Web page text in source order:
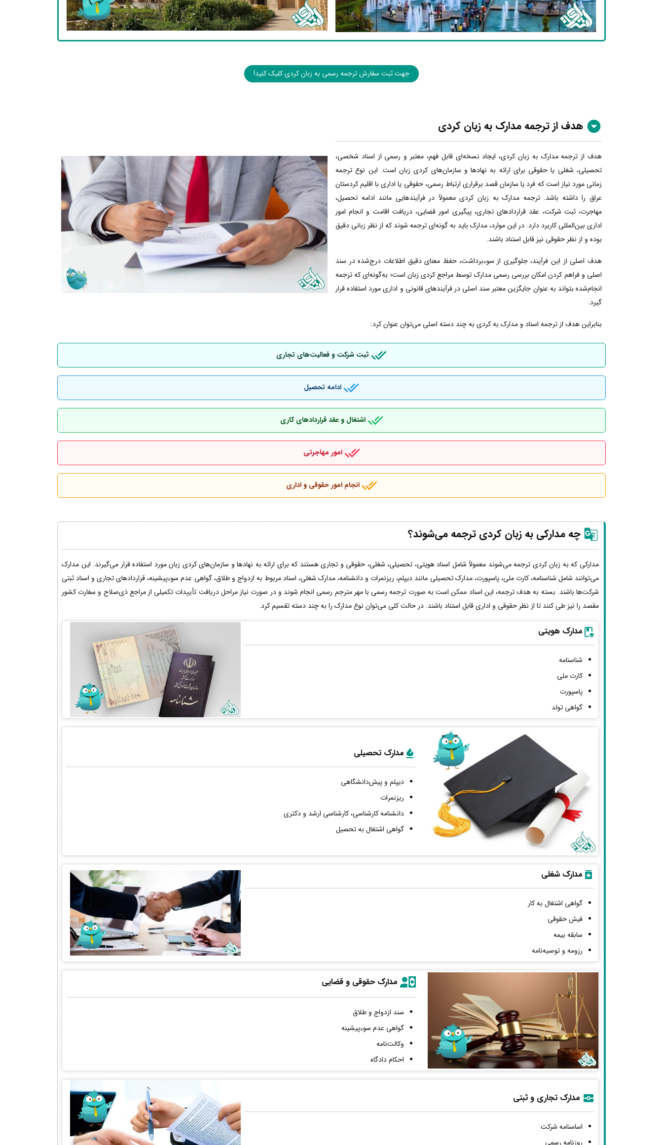
جهت ثبت سفارش ترجمه رسمی به زبان کردی کلیک کنید!
هدف از ترجمه مدارک به زبان کردی
هدف از ترجمه مدارک به زبان کردی، ایجاد نسخه‌ای قابل فهم، معتبر و رسمی از اسناد شخصی،
تحصیلی، شغلی یا حقوقی برای ارائه به نهادها و سازمان‌های کردی زبان است. این نوع ترجمه
زمانی مورد نیاز است که فرد یا سازمان قصد برقراری ارتباط رسمی، حقوقی یا اداری با اقلیم کردستان
عراق را داشته باشد. ترجمه مدارک به زبان کردی معمولاً در فرآیندهایی مانند ادامه تحصیل،
مهاجرت، ثبت شرکت، عقد قراردادهای تجاری، پیگیری امور قضایی، دریافت اقامت و انجام امور
اداری بین‌المللی کاربرد دارد. در این موارد، مدارک باید به گونه‌ای ترجمه شوند که از نظر زبانی دقیق
بوده و از نظر حقوقی نیز قابل استناد باشند.
هدف اصلی از این فرآیند، جلوگیری از سوءبرداشت، حفظ معنای دقیق اطلاعات درج‌شده در سند
اصلی و فراهم کردن امکان بررسی رسمی مدارک توسط مراجع کردی زبان است؛ به‌گونه‌ای که ترجمه
انجام‌شده بتواند به عنوان جایگزین معتبر سند اصلی در فرآیندهای قانونی و اداری مورد استفاده قرار
گیرد.
بنابراین هدف از ترجمه اسناد و مدارک به کردی به چند دسته اصلی می‌توان عنوان کرد:
ثبت شرکت و فعالیت‌های تجاری
ادامه تحصیل
اشتغال و عقد قراردادهای کاری
امور مهاجرتی
انجام امور حقوقی و اداری
چه مدارکی به زبان کردی ترجمه می‌شوند؟
مدارکی که به زبان کردی ترجمه می‌شوند معمولاً شامل اسناد هویتی، تحصیلی، شغلی، حقوقی و تجاری هستند که برای ارائه به نهادها و سازمان‌های کردی زبان مورد استفاده قرار می‌گیرند. این مدارک
می‌توانند شامل شناسنامه، کارت ملی، پاسپورت، مدارک تحصیلی مانند دیپلم، ریزنمرات و دانشنامه، مدارک شغلی، اسناد مربوط به ازدواج و طلاق، گواهی عدم سوءپیشینه، قراردادهای تجاری و اسناد ثبتی
شرکت‌ها باشند. بسته به هدف ترجمه، این اسناد ممکن است به صورت ترجمه رسمی با مهر مترجم رسمی انجام شوند و در صورت نیاز مراحل دریافت تأییدات تکمیلی از مراجع ذی‌صلاح و سفارت کشور
مقصد را نیز طی کنند تا از نظر حقوقی و اداری قابل استناد باشند. در حالت کلی می‌توان نوع مدارک را به چند دسته تقسیم کرد.
مدارک هویتی
شناسنامه
کارت ملی
پاسپورت
گواهی تولد
مدارک تحصیلی
دیپلم و پیش‌دانشگاهی
ریزنمرات
دانشنامه کارشناسی، کارشناسی ارشد و دکتری
گواهی اشتغال به تحصیل
مدارک شغلی
گواهی اشتغال به کار
فیش حقوقی
سابقه بیمه
رزومه و توصیه‌نامه
مدارک حقوقی و قضایی
سند ازدواج و طلاق
گواهی عدم سوءپیشینه
وکالت‌نامه
احکام دادگاه
مدارک تجاری و ثبتی
اساسنامه شرکت
روزنامه رسمی